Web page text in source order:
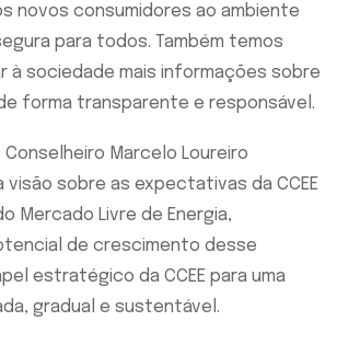
novos consumidores ao ambiente
para todos. Também temos
à sociedade mais informações sobre
forma transparente e responsável.
Marcelo Loureiro
visão sobre as expectativas da CCEE
Mercado Livre de Energia,
de crescimento desse
estratégico da CCEE para uma
gradual e sustentável.